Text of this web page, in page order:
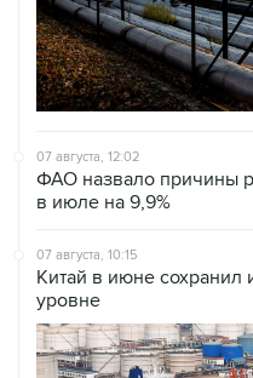
07 августа, 12:02
ФАО назвало причины
в июле на 9,9%
07 августа, 10:15
Китай в июне сохранил
уровне